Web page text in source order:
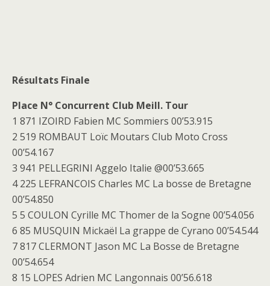
Résultats Finale
Place N° Concurrent Club Meill. Tour
1 871 IZOIRD Fabien MC Sommiers 00’53.915
2 519 ROMBAUT Loïc Moutars Club Moto Cross
00’54.167
3 941 PELLEGRINI Aggelo Italie @00’53.665
4 225 LEFRANCOIS Charles MC La bosse de Bretagne
00’54.850
5 5 COULON Cyrille MC Thomer de la Sogne 00’54.056
6 85 MUSQUIN Mickaël La grappe de Cyrano 00’54.544
7 817 CLERMONT Jason MC La Bosse de Bretagne
00’54.654
8 15 LOPES Adrien MC Langonnais 00’56.618